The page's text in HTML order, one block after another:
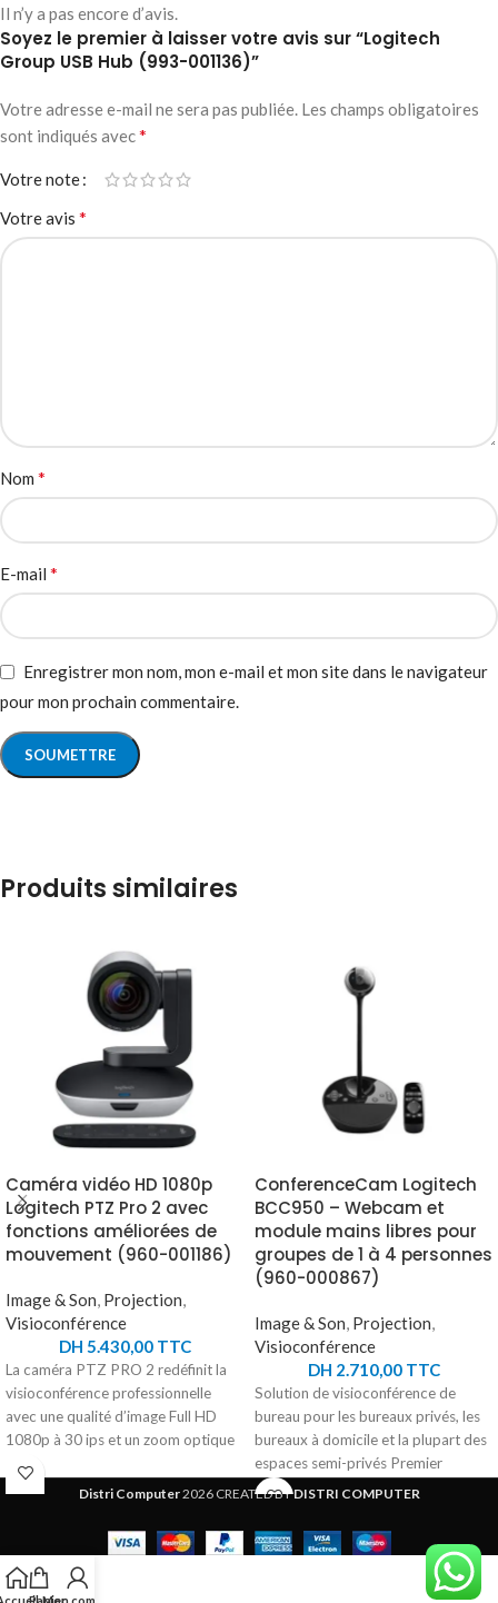
Il n’y a pas encore d’avis.
Soyez le premier à laisser votre avis sur “Logitech
Group USB Hub (993-001136)”
Votre adresse e-mail ne sera pas publiée. Les champs obligatoires
sont indiqués avec*
Votre note
Votre avis *
Nom *
E-mail *
Enregistrer mon nom, mon e-mail et mon site dans le navigateur
pour mon prochain commentaire.
Produits similaires
Caméra vidéo HD 1080p
Logitech PTZ Pro 2 avec
fonctions améliorées de
mouvement (960-001186)
Image & Son Projection
Visioconférence
DH 5.430,00TTC
La caméra PTZ PRO 2 redéfinit la
visioconférence professionnelle
avec une qualité d’image Full HD
1080p à 30 ips et un zoom optique
10x offrant des détails saisissants.
Grâce à son large angle de vue de
elle capture chaque intervention
avec précision, même dans les
grandes salles. Facile à installer via
ConferenceCam Logitech
BCC950 – Webcam et
module mains libres pour
groupes de 1 à 4 personnes
(960-000867)
Image & Son Projection
Visioconférence
DH 2.710,00TTC
Solution de visioconférence de
bureau pour les bureaux privés, les
bureaux à domicile et la plupart des
espaces semi-privés Premier
dispositif audio et vidéo tout en un
groupes. - Design tout en un facile à
utiliser et peu encombrant -
Système prêt à l'emploi pour
Distri Computer2026 CREATED BYDISTRI COMPUTER